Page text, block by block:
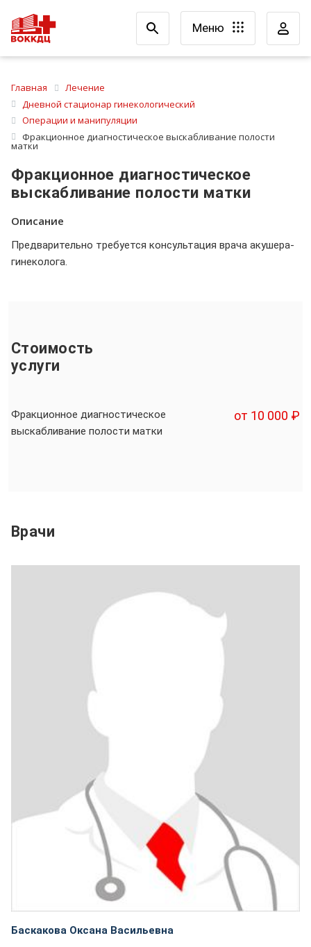
Меню
Главная
Лечение
Дневной стационар гинекологический
Операции и манипуляции
Фракционное диагностическое выскабливание полости
матки
Фракционное диагностическое
выскабливание полости матки
Описание
Предварительно требуется консультация врача акушера-
гинеколога.
Стоимость
услуги
Фракционное диагностическое
выскабливание полости матки
от 10 000 ₽
Врачи
Баскакова Оксана Васильевна